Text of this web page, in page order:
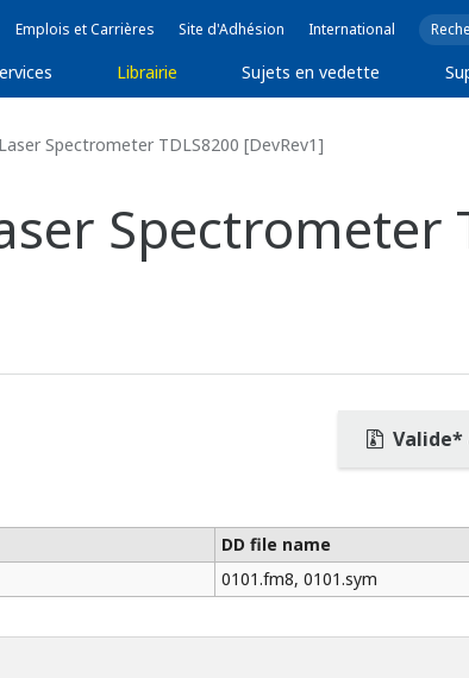
Emplois et Carrières Site d'Adhésion International
Librairie Sujets en vedette
Spectrometer TDLS8200 [DevRev1]
Spectrometer
Valide*
DD file name
0101.fm8, 0101.sym